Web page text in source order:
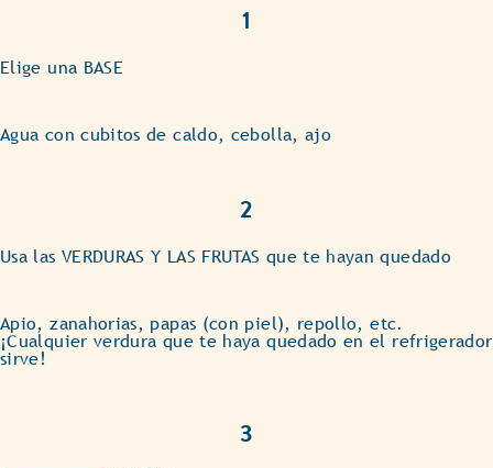
1
Elige una BASE
Agua con cubitos de caldo, cebolla, ajo
2
Usa las VERDURAS Y LAS FRUTAS que te hayan quedado
Apio, zanahorias, papas (con piel), repollo, etc.
¡Cualquier verdura que te haya quedado en el refrigerador
sirve!
3